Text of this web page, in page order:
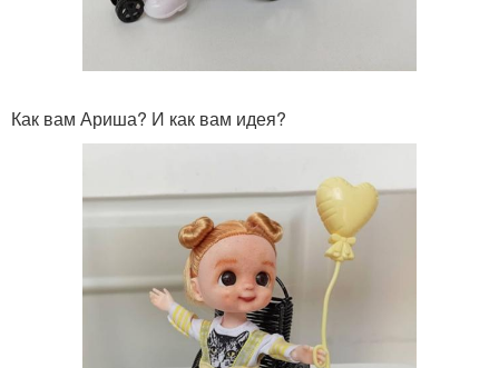
Как вам Ариша? И как вам идея?